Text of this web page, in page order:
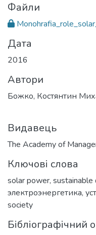
Файли
Дата
2016
Автори
Божко, Костянтин
Видавець
The Academy of
Ключові слова
solar power,
электроэнергетика,
society
Бібліографічний